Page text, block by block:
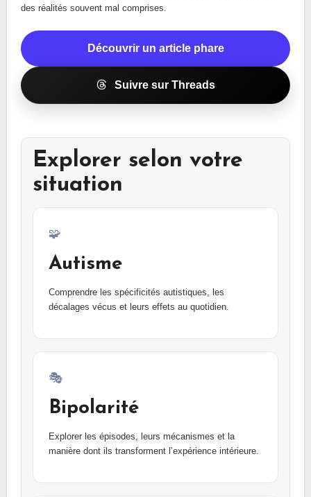
des réalités souvent mal comprises.
Découvrir un article phare
Suivre sur Threads
Explorer selon votre
situation
🧩
Autisme
Comprendre les spécificités autistiques, les
décalages vécus et leurs effets au quotidien.
🎭
Bipolarité
Explorer les épisodes, leurs mécanismes et la
manière dont ils transforment l’expérience intérieure.